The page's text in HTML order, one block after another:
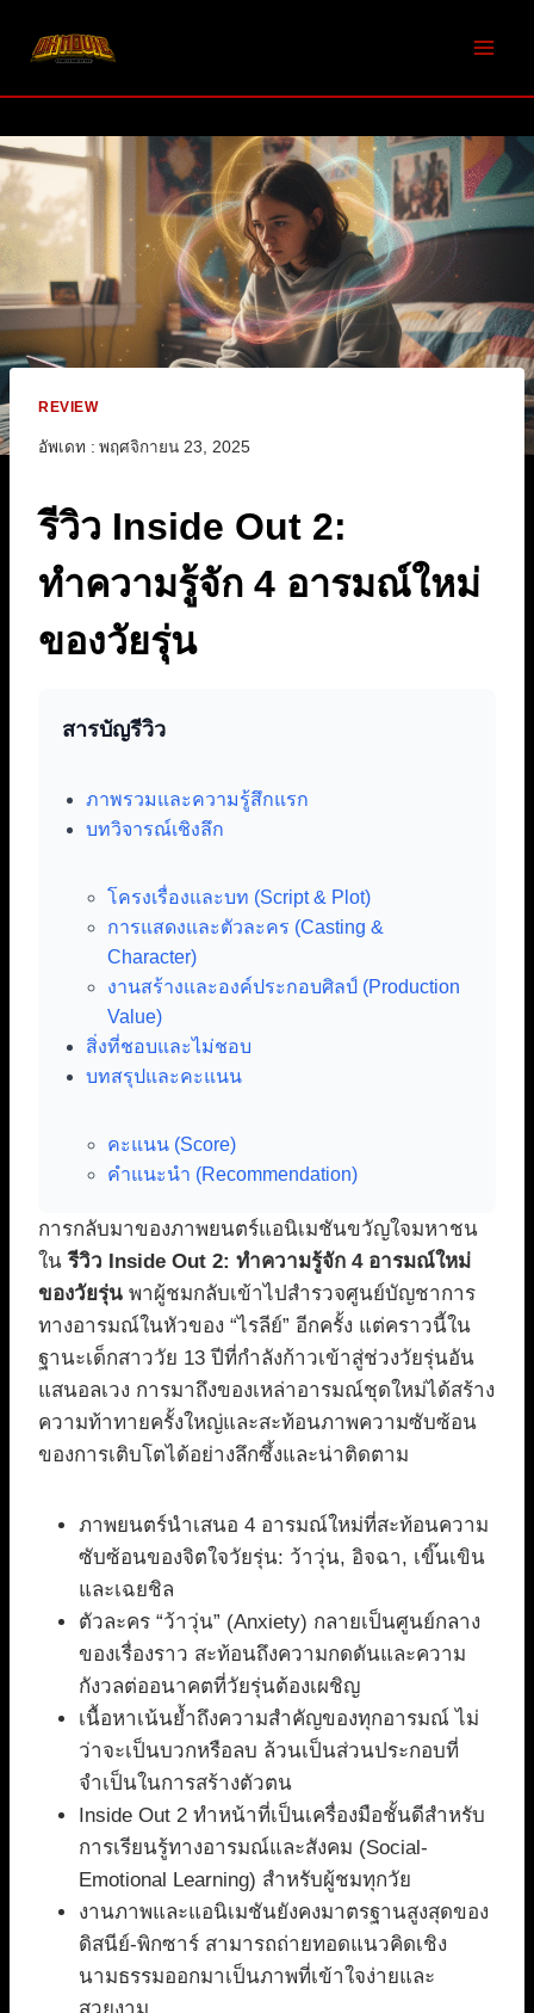
REVIEW
อัพเดท : พฤศจิกายน 23, 2025
รีวิว Inside Out 2:
ทำความรู้จัก 4 อารมณ์ใหม่
ของวัยรุ่น
สารบัญรีวิว
ภาพรวมและความรู้สึกแรก
บทวิจารณ์เชิงลึก
โครงเรื่องและบท (Script & Plot)
การแสดงและตัวละคร (Casting &
Character)
งานสร้างและองค์ประกอบศิลป์ (Production
Value)
สิ่งที่ชอบและไม่ชอบ
บทสรุปและคะแนน
คะแนน (Score)
คำแนะนำ (Recommendation)
การกลับมาของภาพยนตร์แอนิเมชันขวัญใจมหาชน
ในรีวิว Inside Out 2: ทำความรู้จัก 4 อารมณ์ใหม่
ของวัยรุ่น พาผู้ชมกลับเข้าไปสำรวจศูนย์บัญชาการ
ทางอารมณ์ในหัวของ “ไรลีย์” อีกครั้ง แต่คราวนี้ใน
ฐานะเด็กสาววัย 13 ปีที่กำลังก้าวเข้าสู่ช่วงวัยรุ่นอัน
แสนอลเวง การมาถึงของเหล่าอารมณ์ชุดใหม่ได้สร้าง
ความท้าทายครั้งใหญ่และสะท้อนภาพความซับซ้อน
ของการเติบโตได้อย่างลึกซึ้งและน่าติดตาม
ภาพยนตร์นำเสนอ 4 อารมณ์ใหม่ที่สะท้อนความ
ซับซ้อนของจิตใจวัยรุ่น: ว้าวุ่น, อิจฉา, เขิ๊นเขิน
และเฉยชิล
ตัวละคร “ว้าวุ่น” (Anxiety) กลายเป็นศูนย์กลาง
ของเรื่องราว สะท้อนถึงความกดดันและความ
กังวลต่ออนาคตที่วัยรุ่นต้องเผชิญ
เนื้อหาเน้นย้ำถึงความสำคัญของทุกอารมณ์ ไม่
ว่าจะเป็นบวกหรือลบ ล้วนเป็นส่วนประกอบที่
จำเป็นในการสร้างตัวตน
Inside Out 2 ทำหน้าที่เป็นเครื่องมือชั้นดีสำหรับ
การเรียนรู้ทางอารมณ์และสังคม (Social-
Emotional Learning) สำหรับผู้ชมทุกวัย
งานภาพและแอนิเมชันยังคงมาตรฐานสูงสุดของ
ดิสนีย์-พิกซาร์ สามารถถ่ายทอดแนวคิดเชิง
นามธรรมออกมาเป็นภาพที่เข้าใจง่ายและ